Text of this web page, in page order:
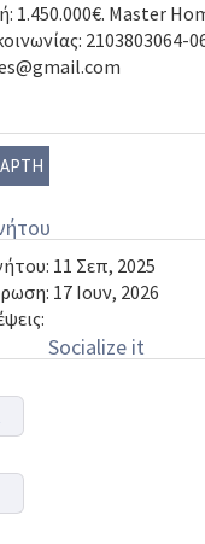
1.450.000€. Master
2103803064-
11 Σεπ, 2025
17 Ιουν, 2026
Socialize it